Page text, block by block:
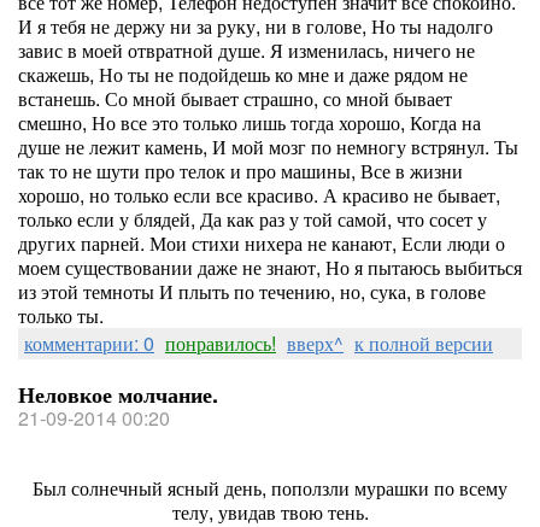
И я тебя не держу ни за руку, ни в голове, Но ты надолго
завис в моей отвратной душе. Я изменилась, ничего не
скажешь, Но ты не подойдешь ко мне и даже рядом не
встанешь. Со мной бывает страшно, со мной бывает
смешно, Но все это только лишь тогда хорошо, Когда на
душе не лежит камень, И мой мозг по немногу встрянул. Ты
так то не шути про телок и про машины, Все в жизни
хорошо, но только если все красиво. А красиво не бывает,
только если у блядей, Да как раз у той самой, что сосет у
других парней. Мои стихи нихера не канают, Если люди о
моем существовании даже не знают, Но я пытаюсь выбиться
из этой темноты И плыть по течению, но, сука, в голове
только ты.
комментарии: 0 понравилось! вверх^ к полной версии
Неловкое молчание.
21-09-2014 00:20
Был солнечный ясный день, поползли мурашки по всему
телу, увидав твою тень.